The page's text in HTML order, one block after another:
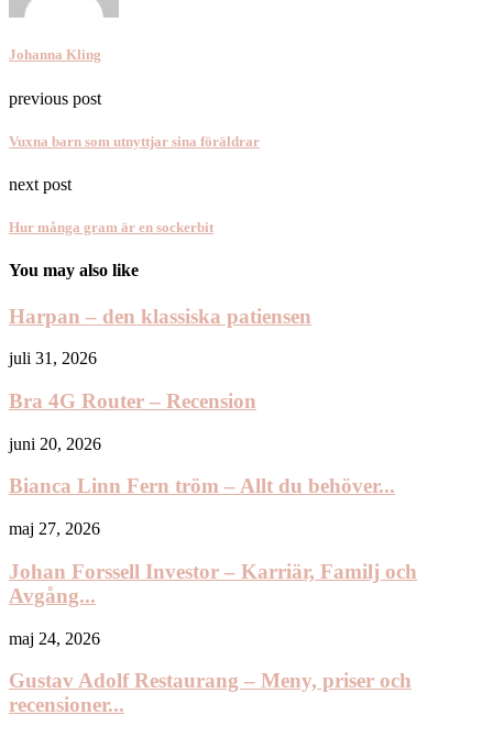
Johanna Kling
previous post
Vuxna barn som utnyttjar sina föräldrar
next post
Hur många gram är en sockerbit
You may also like
Harpan – den klassiska patiensen
juli 31, 2026
Bra 4G Router – Recension
juni 20, 2026
Bianca Linn Fern tröm – Allt du behöver...
maj 27, 2026
Johan Forssell Investor – Karriär, Familj och
Avgång...
maj 24, 2026
Gustav Adolf Restaurang – Meny, priser och
recensioner...